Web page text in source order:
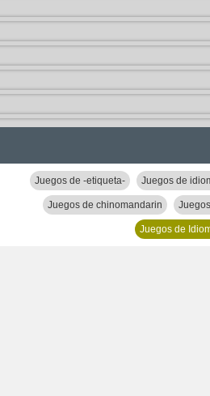
Juegos de -etiqueta- Juegos de
Juegos de chinomandarin
Juegos de